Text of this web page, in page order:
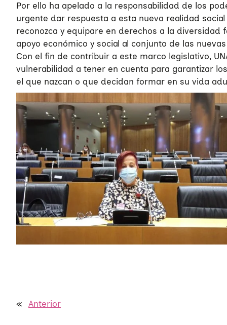
Por ello ha apelado a la responsabilidad de los
urgente dar respuesta a esta nueva realidad
reconozca y equipare en derechos a la diversidad
apoyo económico y social al conjunto de las
Con el fin de contribuir a este marco legislativo,
vulnerabilidad a tener en cuenta para garantizar
el que nazcan o que decidan formar en su vida
« Anterior